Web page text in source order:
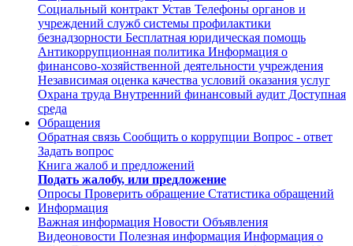
Социальный контракт Устав Телефоны органов и
учреждений служб системы профилактики
безнадзорности Бесплатная юридическая помощь
Антикоррупционная политика Информация о
финансово-хозяйственной деятельности учреждения
Независимая оценка качества условий оказания услуг
Охрана труда Внутренний финансовый аудит Доступная
среда
Обращения
Обратная связь Сообщить о коррупции Вопрос - ответ
Задать вопрос
Книга жалоб и предложений
Подать жалобу, или предложение
Опросы Проверить обращение Статистика обращений
Информация
Важная информация Новости Объявления
Видеоновости Полезная информация Информация о